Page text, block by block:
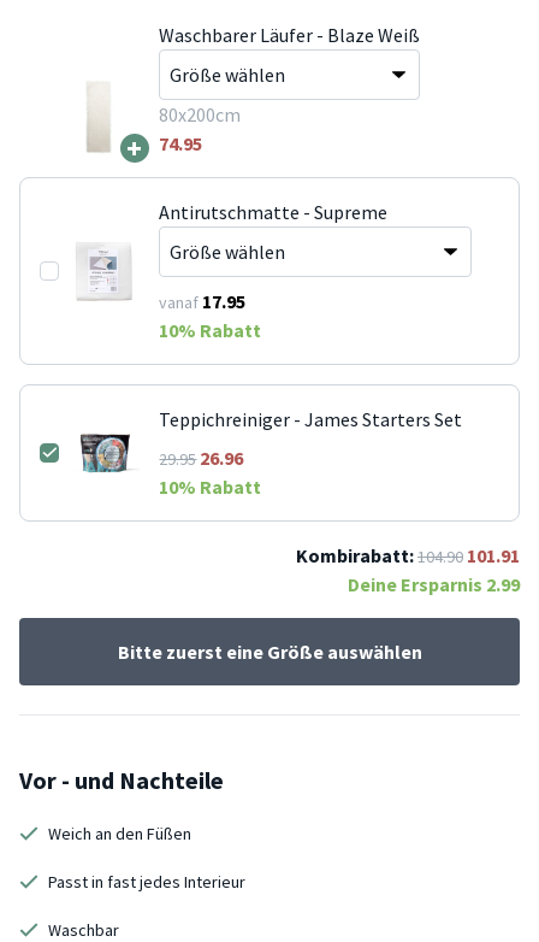
+
Waschbarer Läufer - Blaze Weiß
80x200cm
74.95
Antirutschmatte - Supreme
vanaf 17.95
10% Rabatt
Teppichreiniger - James Starters Set
29.9526.96
10% Rabatt
Kombirabatt:104.90 101.91
Deine Ersparnis 2.99
Bitte zuerst eine Größe auswählen
Vor - und Nachteile
Weich an den Füßen
Passt in fast jedes Interieur
Waschbar